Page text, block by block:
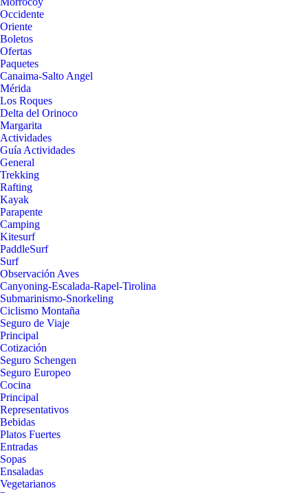
Occidente
Oriente
Boletos
Ofertas
Paquetes
Canaima-Salto Angel
Mérida
Los Roques
Delta del Orinoco
Margarita
Actividades
Guía Actividades
General
Trekking
Rafting
Kayak
Parapente
Camping
Kitesurf
PaddleSurf
Surf
Observación Aves
Canyoning-Escalada-Rapel-Tirolina
Submarinismo-Snorkeling
Ciclismo Montaña
Seguro de Viaje
Principal
Cotización
Seguro Schengen
Seguro Europeo
Cocina
Principal
Representativos
Bebidas
Platos Fuertes
Entradas
Sopas
Ensaladas
Vegetarianos